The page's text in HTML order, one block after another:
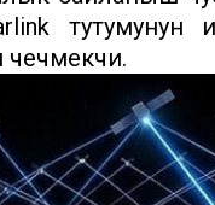
тутумунун